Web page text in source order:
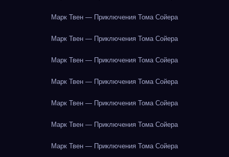
Марк Твен — Приключения Тома Сойера
Марк Твен — Приключения Тома Сойера
Марк Твен — Приключения Тома Сойера
Марк Твен — Приключения Тома Сойера
Марк Твен — Приключения Тома Сойера
Марк Твен — Приключения Тома Сойера
Марк Твен — Приключения Тома Сойера